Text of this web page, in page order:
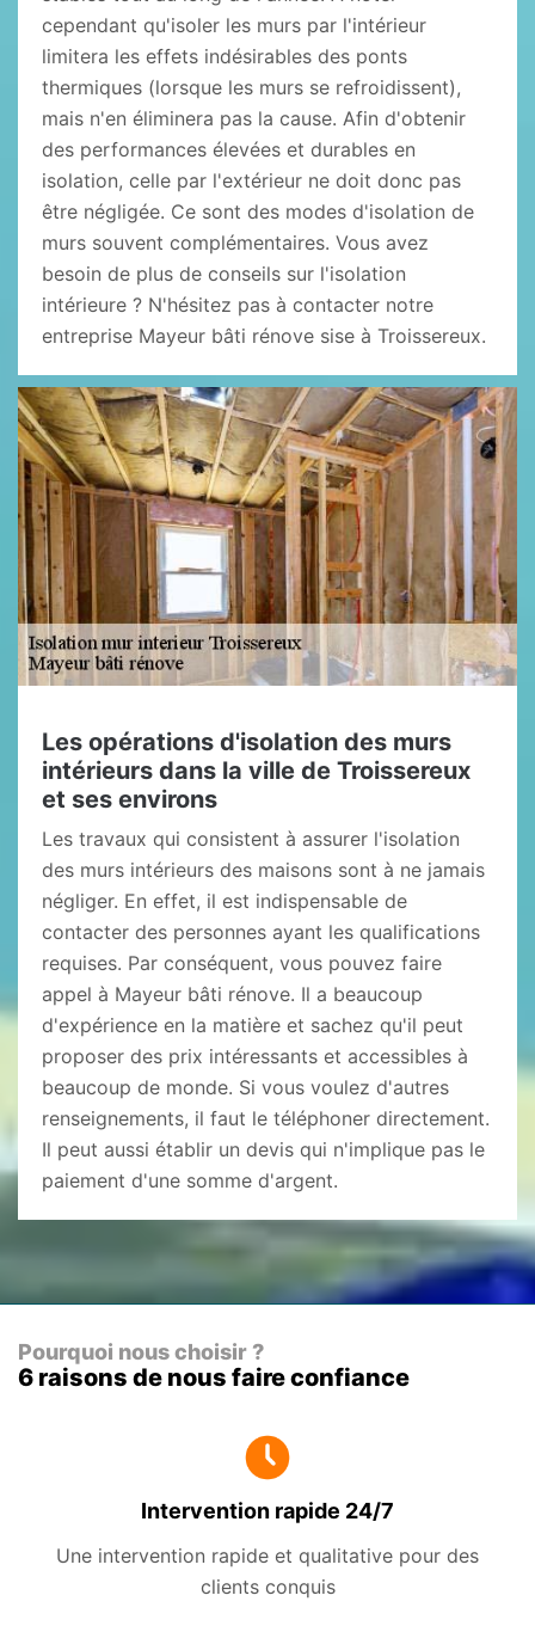
cependant qu'isoler les murs par l'intérieur
limitera les effets indésirables des ponts
thermiques (lorsque les murs se refroidissent),
mais n'en éliminera pas la cause. Afin d'obtenir
des performances élevées et durables en
isolation, celle par l'extérieur ne doit donc pas
être négligée. Ce sont des modes d'isolation de
murs souvent complémentaires. Vous avez
besoin de plus de conseils sur l'isolation
intérieure ? N'hésitez pas à contacter notre
entreprise Mayeur bâti rénove sise à Troissereux.
Les opérations d'isolation des murs
intérieurs dans la ville de Troissereux
et ses environs
Les travaux qui consistent à assurer l'isolation
des murs intérieurs des maisons sont à ne jamais
négliger. En effet, il est indispensable de
contacter des personnes ayant les qualifications
requises. Par conséquent, vous pouvez faire
appel à Mayeur bâti rénove. Il a beaucoup
d'expérience en la matière et sachez qu'il peut
proposer des prix intéressants et accessibles à
beaucoup de monde. Si vous voulez d'autres
renseignements, il faut le téléphoner directement.
Il peut aussi établir un devis qui n'implique pas le
paiement d'une somme d'argent.
Pourquoi nous choisir ?
6 raisons de nous faire confiance
Intervention rapide 24/7
Une intervention rapide et qualitative pour des
clients conquis